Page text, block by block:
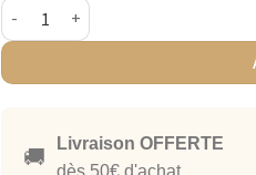
quantité de Sisi la Paillette -
🚚
Livraison OFFERTE
dès 50€ d'achat